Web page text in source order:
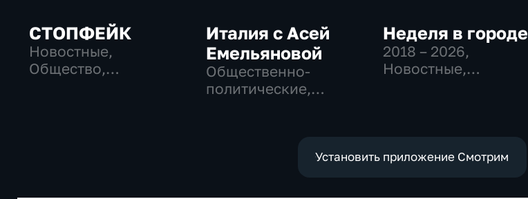
СТОПФЕЙК
Новостные,
Общество,
Италия с Асей
Емельяновой
Общественно-
политические,
Неделя в городе
2018 – 2026,
Новостные,
Установить приложение Смотрим